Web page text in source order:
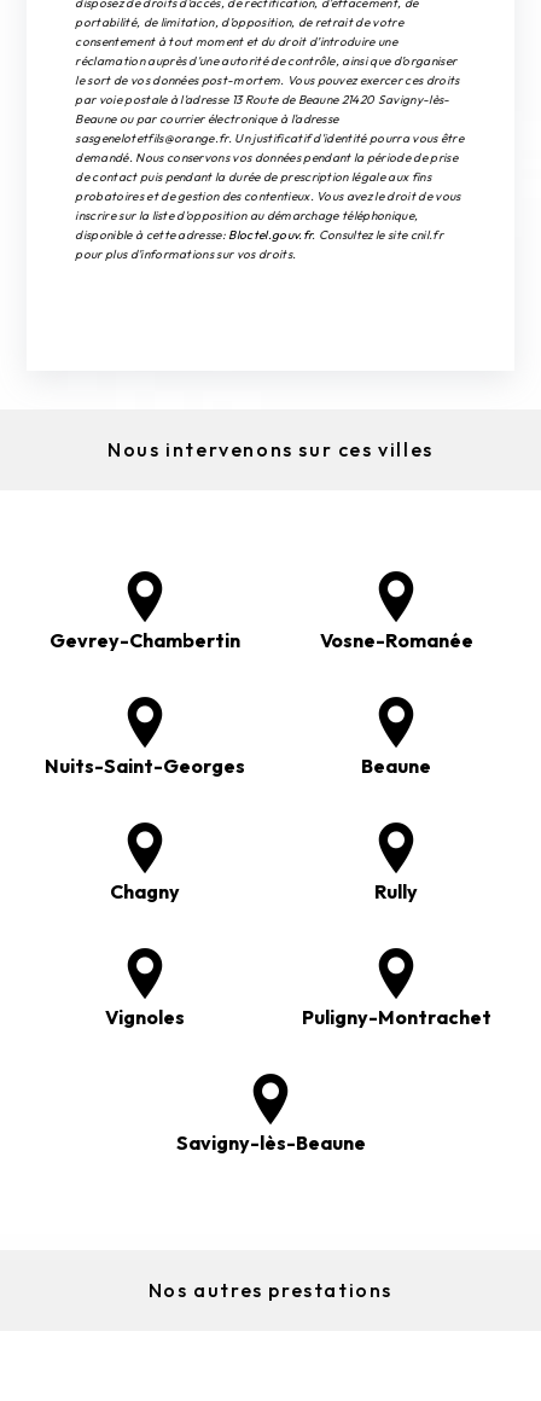
portabilité, de limitation, d’opposition, de retrait de votre
consentement à tout moment et du droit d’introduire une
réclamation auprès d’une autorité de contrôle, ainsi que d’organiser
le sort de vos données post-mortem. Vous pouvez exercer ces droits
par voie postale à l'adresse 13 Route de Beaune 21420 Savigny-lès-
Beaune ou par courrier électronique à l'adresse
sasgenelotetfils@orange.fr. Un justificatif d'identité pourra vous être
demandé. Nous conservons vos données pendant la période de prise
de contact puis pendant la durée de prescription légale aux fins
probatoires et de gestion des contentieux. Vous avez le droit de vous
inscrire sur la liste d'opposition au démarchage téléphonique,
disponible à cette adresse: Bloctel.gouv.fr. Consultez le site cnil.fr
pour plus d’informations sur vos droits.
Nous intervenons sur ces villes
Gevrey-Chambertin Vosne-Romanée
Nuits-Saint-Georges Beaune
Chagny Rully
Vignoles Puligny-Montrachet
Savigny-lès-Beaune
Nos autres prestations